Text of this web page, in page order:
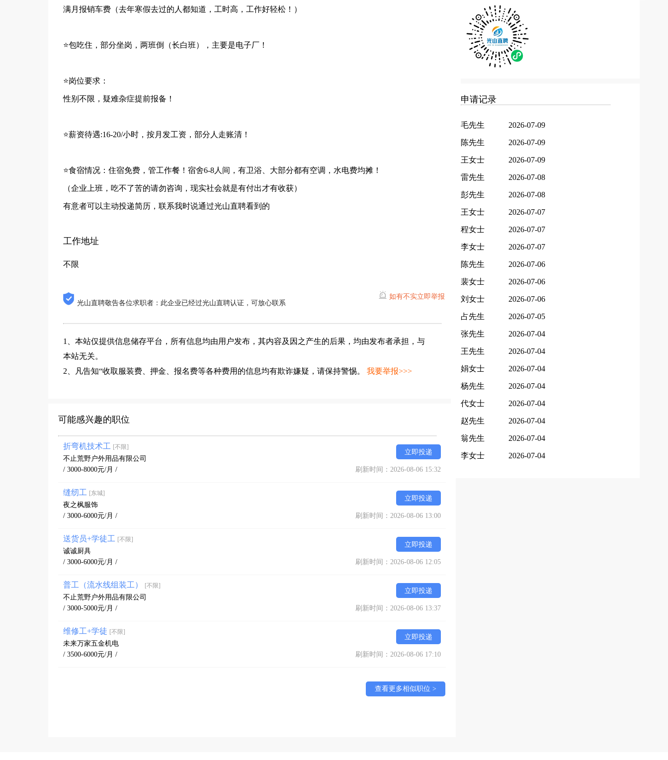
满月报销车费（去年寒假去过的人都知道，工时高，工作好轻松！）
⭐️包吃住，部分坐岗，两班倒（长白班），主要是电子厂！
⭐️岗位要求：
性别不限，疑难杂症提前报备！
⭐️薪资待遇:16-20/小时，按月发工资，部分人走账清！
⭐️食宿情况：住宿免费，管工作餐！宿舍6-8人间，有卫浴、大部分都有空调，水电费均摊！
（企业上班，吃不了苦的请勿咨询，现实社会就是有付出才有收获）
有意者可以主动投递简历，联系我时说通过光山直聘看到的
工作地址
不限
光山直聘敬告各位求职者：此企业已经过光山直聘认证，可放心联系
如有不实立即举报
1、本站仅提供信息储存平台，所有信息均由用户发布，其内容及因之产生的后果，均由发布者承担，与
本站无关。
2、凡告知“收取服装费、押金、报名费等各种费用的信息均有欺诈嫌疑，请保持警惕。 我要举报>>>
可能感兴趣的职位
折弯机技术工 [不限]
立即投递
不止荒野户外用品有限公司
/ 3000-8000元/月 /
刷新时间：2026-08-06 15:32
缝纫工 [东城]
立即投递
夜之枫服饰
/ 3000-6000元/月 /
刷新时间：2026-08-06 13:00
送货员+学徒工 [不限]
立即投递
诚诚厨具
/ 3000-6000元/月 /
刷新时间：2026-08-06 12:05
普工（流水线组装工） [不限]
立即投递
不止荒野户外用品有限公司
/ 3000-5000元/月 /
刷新时间：2026-08-06 13:37
维修工+学徒 [不限]
立即投递
未来万家五金机电
/ 3500-6000元/月 /
刷新时间：2026-08-06 17:10
查看更多相似职位 >
申请记录
毛先生 2026-07-09
陈先生 2026-07-09
王女士 2026-07-09
雷先生 2026-07-08
彭先生 2026-07-08
王女士 2026-07-07
程女士 2026-07-07
李女士 2026-07-07
陈先生 2026-07-06
裴女士 2026-07-06
刘女士 2026-07-06
占先生 2026-07-05
张先生 2026-07-04
王先生 2026-07-04
娟女士 2026-07-04
杨先生 2026-07-04
代女士 2026-07-04
赵先生 2026-07-04
翁先生 2026-07-04
李女士 2026-07-04